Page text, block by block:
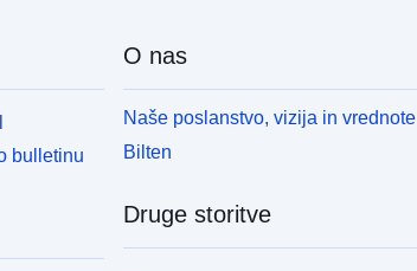
bulletinu
O nas
Naše poslanstvo, vizija in vrednote
Bilten
Druge storitve